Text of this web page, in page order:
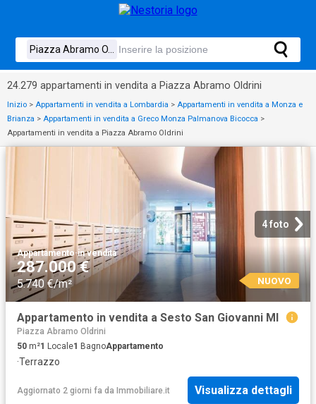
24.279 appartamenti in vendita a Piazza Abramo Oldrini
Inizio > Appartamenti in vendita a Lombardia > Appartamenti in vendita a Monza e
Brianza > Appartamenti in vendita a Greco Monza Palmanova Bicocca >
Appartamenti in vendita a Piazza Abramo Oldrini
4 foto
Appartamento·in vendita
287.000 €
5.740 €/m² NUOVO
Appartamento in vendita a Sesto San Giovanni MI
Piazza Abramo Oldrini
50 m²1 Locale1 BagnoAppartamento
·Terrazzo
Aggiornato 2 giorni fa da Immobiliare.it Visualizza dettagli